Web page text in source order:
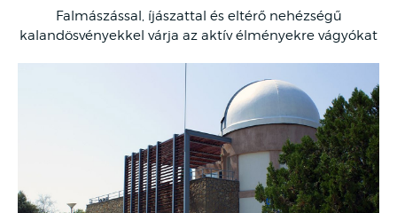
Falmászással, íjászattal és eltérő nehézségű
kalandösvényekkel várja az aktív élményekre vágyókat